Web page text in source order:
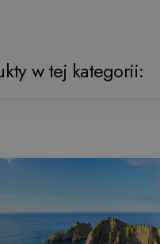
w tej kategorii: